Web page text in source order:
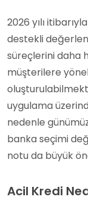
2026 yılı
destekli
süreçlerini daha
müşterilere
uygulama
nedenle
banka seçimi
notu da büyük
Acil Kredi